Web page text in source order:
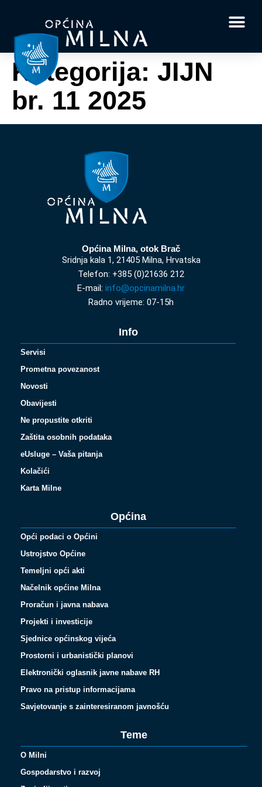
Kategorija: JIJN
br. 11 2025
Općina Milna, otok Brač
Sridnja kala 1, 21405 Milna, Hrvatska
Telefon: +385 (0)21636 212
E-mail: info@opcinamilna.hr
Radno vrijeme: 07-15h
Info
Servisi
Prometna povezanost
Novosti
Obavijesti
Ne propustite otkriti
Zaštita osobnih podataka
eUsluge – Vaša pitanja
Kolačići
Karta Milne
Općina
Opći podaci o Općini
Ustrojstvo Općine
Temeljni opći akti
Načelnik općine Milna
Proračun i javna nabava
Projekti i investicije
Sjednice općinskog vijeća
Prostorni i urbanistički planovi
Elektronički oglasnik javne nabave RH
Pravo na pristup informacijama
Savjetovanje s zainteresiranom javnošću
Teme
O Milni
Gospodarstvo i razvoj